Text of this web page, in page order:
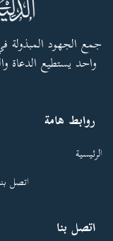
جمع الجهود
واحد يستطيع الدعاة
روابط هامة
الرئيسية
اتصل
اتصل بنا